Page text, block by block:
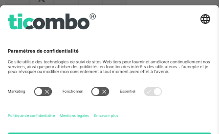
Ticombo France
Mimi Balkanska 132, 1540, Sofia,
Bulgaria
L'entité juridique du fournisseur de la plateforme peut changer en
détails, consultez la page spécifique de l'événement, les mentions